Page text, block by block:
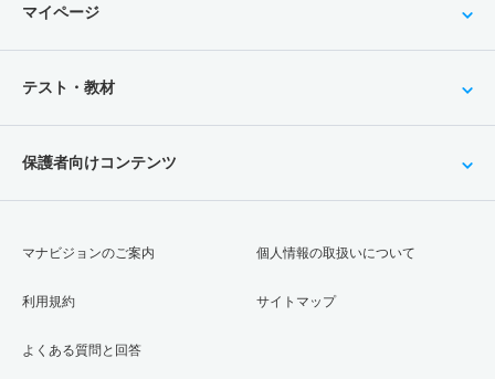
マイページ
テスト・教材
保護者向けコンテンツ
マナビジョンのご案内
利用規約
よくある質問と回答
個人情報の取扱いについて
サイトマップ